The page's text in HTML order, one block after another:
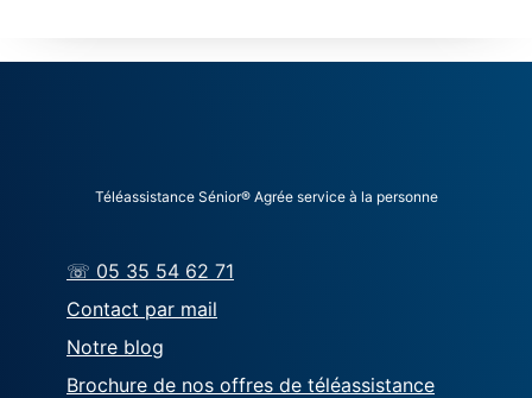
Téléassistance Sénior® Agrée service à la personne
☏ 05 35 54 62 71
Contact par mail
Notre blog
Brochure de nos offres de téléassistance